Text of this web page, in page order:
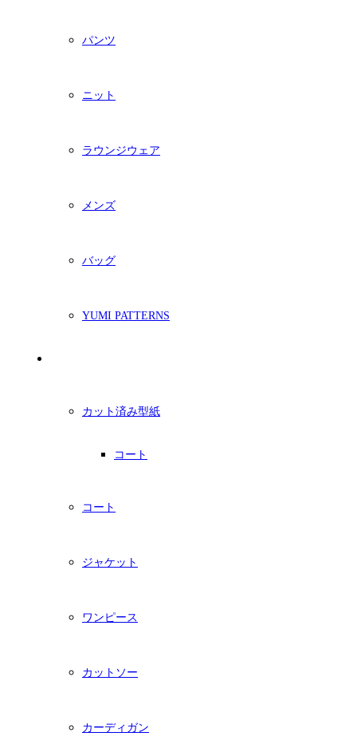
パンツ
ニット
ラウンジウェア
メンズ
バッグ
YUMI PATTERNS
カット済み型紙
コート
コート
ジャケット
ワンピース
カットソー
カーディガン